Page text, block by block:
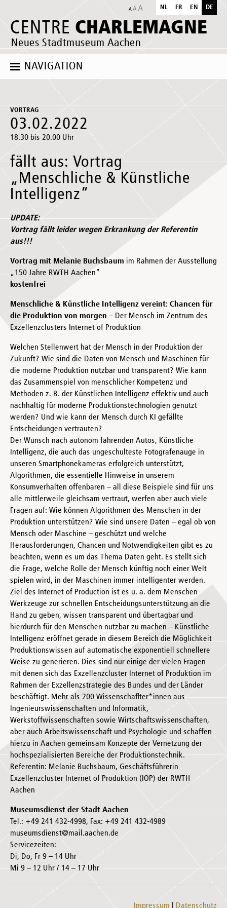
CENTRE CHARLEMAGNE
Neues Stadtmuseum Aachen
NL FR EN DE
NAVIGATION
VORTRAG
03.02.2022
18.30 bis 20.00 Uhr
fällt aus: Vortrag
„Menschliche & Künstliche
Intelligenz“
UPDATE:
Vortrag fällt leider wegen Erkrankung der Referentin
aus!!!
Vortrag mit Melanie Buchsbaum im Rahmen der Ausstellung
„150 Jahre RWTH Aachen“
kostenfrei
Menschliche & Künstliche Intelligenz vereint: Chancen für
die Produktion von morgen – Der Mensch im Zentrum des
Exzellenzclusters Internet of Produktion
Welchen Stellenwert hat der Mensch in der Produktion der
Zukunft? Wie sind die Daten von Mensch und Maschinen für
die moderne Produktion nutzbar und transparent? Wie kann
das Zusammenspiel von menschlicher Kompetenz und
Methoden z. B. der Künstlichen Intelligenz effektiv und auch
nachhaltig für moderne Produktionstechnologien genutzt
werden? Und wie kann der Mensch durch KI gefällte
Entscheidungen vertrauten?
Der Wunsch nach autonom fahrenden Autos, Künstliche
Intelligenz, die auch das ungeschulteste Fotografenauge in
unseren Smartphonekameras erfolgreich unterstützt,
Algorithmen, die essentielle Hinweise in unserem
Konsumverhalten offenbaren – all diese Beispiele sind für uns
alle mittlerweile gleichsam vertraut, werfen aber auch viele
Fragen auf: Wie können Algorithmen des Menschen in der
Produktion unterstützen? Wie sind unsere Daten – egal ob von
Mensch oder Maschine – geschützt und welche
Herausforderungen, Chancen und Notwendigkeiten gibt es zu
beachten, wenn es um das Thema Daten geht. Es stellt sich
die Frage, welche Rolle der Mensch künftig noch einer Welt
spielen wird, in der Maschinen immer intelligenter werden.
Ziel des Internet of Production ist es u. a. dem Menschen
Werkzeuge zur schnellen Entscheidungsunterstützung an die
Hand zu geben, wissen transparent und übertagbar und
hierdurch für den Menschen nutzbar zu machen – Künstliche
Intelligenz eröffnet gerade in diesem Bereich die Möglichkeit
Produktionswissen auf automatische exponentiell schnellere
Weise zu generieren. Dies sind nur einige der vielen Fragen
mit denen sich das Exzellenzcluster Internet of Produktion im
Rahmen der Exzellenzstrategie des Bundes und der Länder
beschäftigt. Mehr als 200 Wissenschaflter*innen aus
Ingenieurswissenschaften und Informatik,
Werkstoffwissenschaften sowie Wirtschaftswissenschaften,
aber auch Arbeitswissenschaft und Psychologie und schaffen
hierzu in Aachen gemeinsam Konzepte der Vernetzung der
hochspezialisierten Bereiche der Produktionstechnik.
Referentin: Melanie Buchsbaum, Geschäftsführerin
Exzellenzcluster Internet of Produktion (IOP) der RWTH
Aachen
Museumsdienst der Stadt Aachen
Tel.: +49 241 432-4998, Fax: +49 241 432-4989
museumsdienst@mail.aachen.de
Servicezeiten:
Di, Do, Fr 9 – 14 Uhr
Mi 9 – 12 Uhr / 14 – 17 Uhr
Impressum Datenschutz